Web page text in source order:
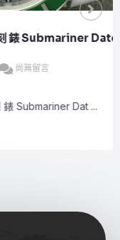
Date
Dat ...